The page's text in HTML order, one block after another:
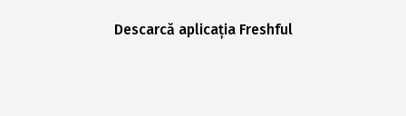
Descarcă aplicația Freshful